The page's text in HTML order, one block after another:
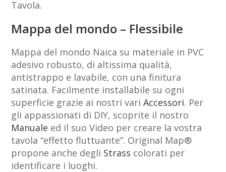
Tavola.
Mappa del mondo – Flessibile
Mappa del mondo Naica su materiale in PVC
adesivo robusto, di altissima qualità,
antistrappo e lavabile, con una finitura
satinata. Facilmente installabile su ogni
superficie grazie ai nostri variAccessori. Per
gli appassionati di DIY, scoprite il nostro
Manuale ed il suo Video per creare la vostra
tavola “effetto fluttuante”. Original Map®
propone anche degli Strass colorati per
identificare i luoghi.